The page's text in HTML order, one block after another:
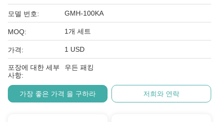
모델 번호: GMH-100KA
MOQ: 1개 세트
가격: 1 USD
포장에 대한 세부
사항:
우든 패킹
가장 좋은 가격 을 구하라 저희와 연락